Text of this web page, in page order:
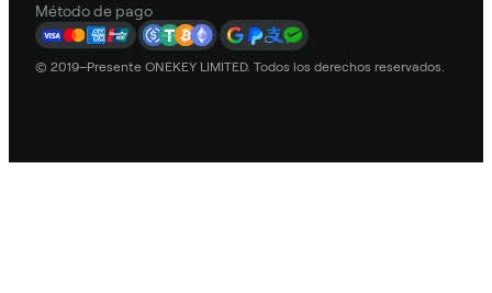
Método de pago
© 2019–Presente ONEKEY LIMITED. Todos los derechos reservados.